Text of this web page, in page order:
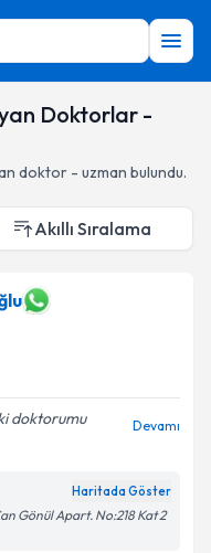
Doktorlar -
doktor - uzman bulundu.
Akıllı Sıralama
doktorumu
Devamı
Haritada Göster
Gönül Apart. No:218 Kat 2